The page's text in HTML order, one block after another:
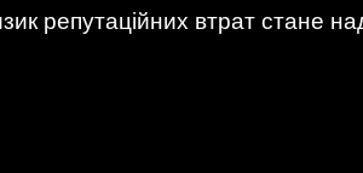
репутаційних втрат стане